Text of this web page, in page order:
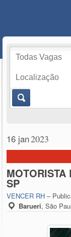
16 jan2023
MOTORISTA
SP
VENCER RH –
Barueri,São